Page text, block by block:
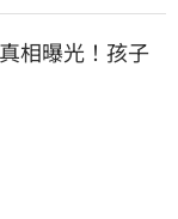
相曝光！孩子